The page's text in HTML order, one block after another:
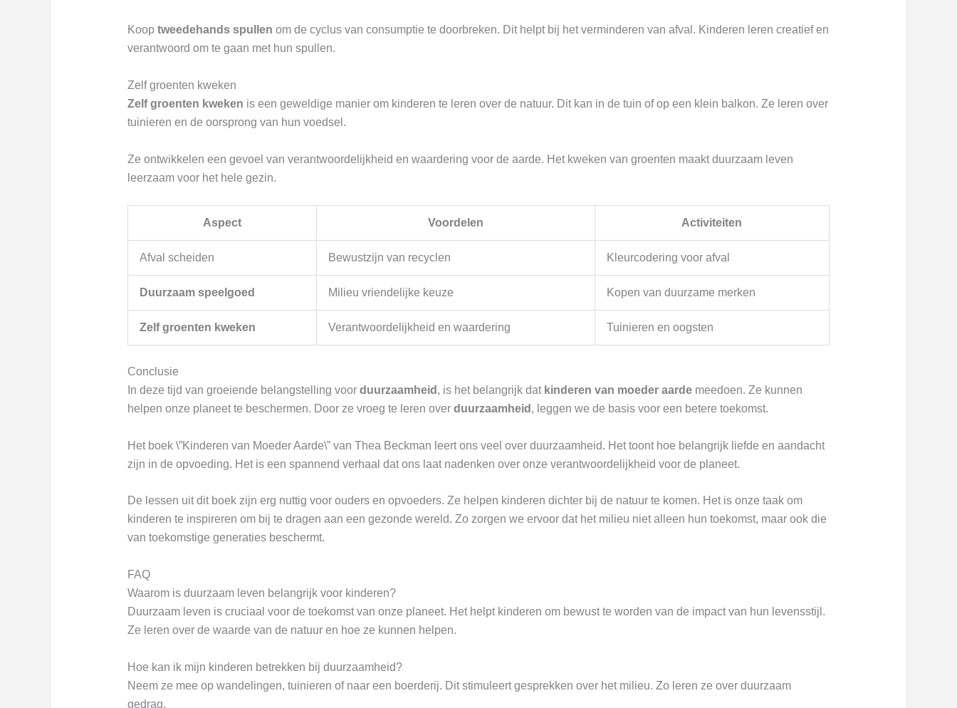
Koop tweedehands spullen om de cyclus van consumptie te doorbreken. Dit helpt bij het verminderen van afval. Kinderen leren creatief en
verantwoord om te gaan met hun spullen.
Zelf groenten kweken
Zelf groenten kweken is een geweldige manier om kinderen te leren over de natuur. Dit kan in de tuin of op een klein balkon. Ze leren over
tuinieren en de oorsprong van hun voedsel.
Ze ontwikkelen een gevoel van verantwoordelijkheid en waardering voor de aarde. Het kweken van groenten maakt duurzaam leven
leerzaam voor het hele gezin.
Aspect Voordelen Activiteiten
Afval scheiden Bewustzijn van recyclen Kleurcodering voor afval
Duurzaam speelgoed Milieu vriendelijke keuze Kopen van duurzame merken
Zelf groenten kweken Verantwoordelijkheid en waardering Tuinieren en oogsten
Conclusie
In deze tijd van groeiende belangstelling voor duurzaamheid , is het belangrijk dat kinderen van moeder aardemeedoen. Ze kunnen
helpen onze planeet te beschermen. Door ze vroeg te leren over duurzaamheid , leggen we de basis voor een betere toekomst.
Het boek \”Kinderen van Moeder Aarde\” van Thea Beckman leert ons veel over duurzaamheid. Het toont hoe belangrijk liefde en aandacht
zijn in de opvoeding. Het is een spannend verhaal dat ons laat nadenken over onze verantwoordelijkheid voor de planeet.
De lessen uit dit boek zijn erg nuttig voor ouders en opvoeders. Ze helpen kinderen dichter bij de natuur te komen. Het is onze taak om
kinderen te inspireren om bij te dragen aan een gezonde wereld. Zo zorgen we ervoor dat het milieu niet alleen hun toekomst, maar ook die
van toekomstige generaties beschermt.
FAQ
Waarom is duurzaam leven belangrijk voor kinderen?
Duurzaam leven is cruciaal voor de toekomst van onze planeet. Het helpt kinderen om bewust te worden van de impact van hun levensstijl.
Ze leren over de waarde van de natuur en hoe ze kunnen helpen.
Hoe kan ik mijn kinderen betrekken bij duurzaamheid?
Neem ze mee op wandelingen, tuinieren of naar een boerderij. Dit stimuleert gesprekken over het milieu. Zo leren ze over duurzaam
gedrag.